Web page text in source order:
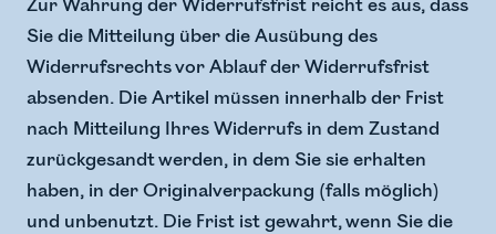
Zur Wahrung der Widerrufsfrist reicht es aus, dass
Sie die Mitteilung über die Ausübung des
Widerrufsrechts vor Ablauf der Widerrufsfrist
absenden. Die Artikel müssen innerhalb der Frist
nach Mitteilung Ihres Widerrufs in dem Zustand
zurückgesandt werden, in dem Sie sie erhalten
haben, in der Originalverpackung (falls möglich)
und unbenutzt. Die Frist ist gewahrt, wenn Sie die